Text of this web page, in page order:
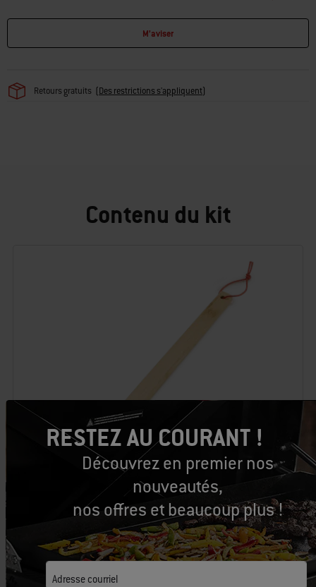
M’aviser
Retours gratuits (Des restrictions s'appliquent)
Contenu du kit
Brosse à barbecue - 18 po, en bambou
18,99 $ CA
RESTEZ AU COURANT !
Découvrez en premier nos
nouveautés,
nos offres et beaucoup plus !
Adresse courriel